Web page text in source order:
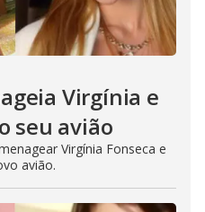
Virgínia e
seu avião
Virgínia Fonseca e
avião.